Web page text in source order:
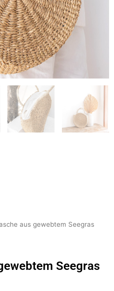
aus gewebtem Seegras
Seegras